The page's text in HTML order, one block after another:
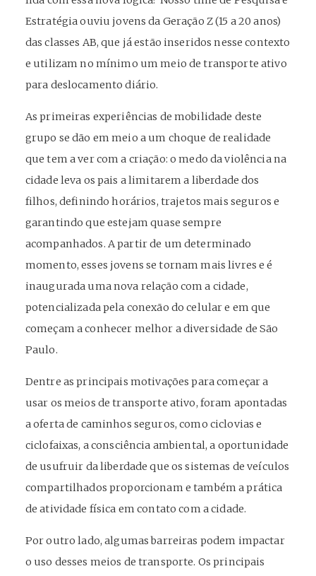
Estratégia ouviu jovens da Geração Z (15 a 20 anos)
das classes AB, que já estão inseridos nesse contexto
e utilizam no mínimo um meio de transporte ativo
para deslocamento diário.
As primeiras experiências de mobilidade deste
grupo se dão em meio a um choque de realidade
que tem a ver com a criação: o medo da violência na
cidade leva os pais a limitarem a liberdade dos
filhos, definindo horários, trajetos mais seguros e
garantindo que estejam quase sempre
acompanhados. A partir de um determinado
momento, esses jovens se tornam mais livres e é
inaugurada uma nova relação com a cidade,
potencializada pela conexão do celular e em que
começam a conhecer melhor a diversidade de São
Paulo.
Dentre as principais motivações para começar a
usar os meios de transporte ativo, foram apontadas
a oferta de caminhos seguros, como ciclovias e
ciclofaixas, a consciência ambiental, a oportunidade
de usufruir da liberdade que os sistemas de veículos
compartilhados proporcionam e também a prática
de atividade física em contato com a cidade.
Por outro lado, algumas barreiras podem impactar
o uso desses meios de transporte. Os principais